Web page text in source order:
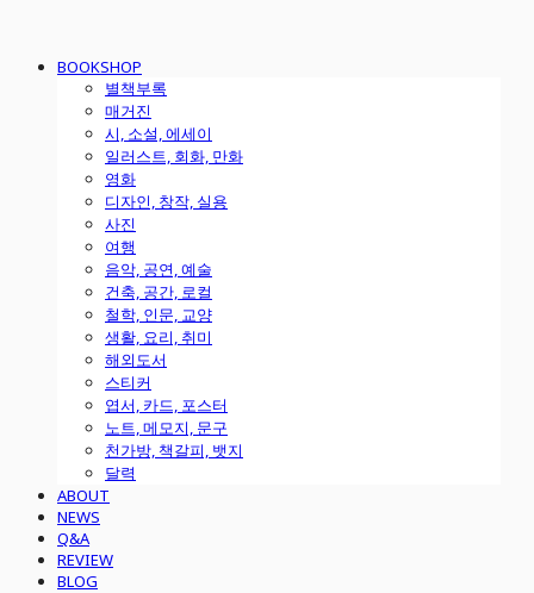
BOOKSHOP
별책부록
매거진
시, 소설, 에세이
일러스트, 회화, 만화
영화
디자인, 창작, 실용
사진
여행
음악, 공연, 예술
건축, 공간, 로컬
철학, 인문, 교양
생활, 요리, 취미
해외도서
스티커
엽서, 카드, 포스터
노트, 메모지, 문구
천가방, 책갈피, 뱃지
달력
ABOUT
NEWS
Q&A
REVIEW
BLOG